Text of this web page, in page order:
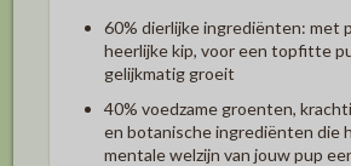
60% dierlijke ingrediënten: met
heerlijke kip, voor een topfitte
gelijkmatig groeit
40% voedzame groenten,
en botanische ingrediënten die
mentale welzijn van jouw pup